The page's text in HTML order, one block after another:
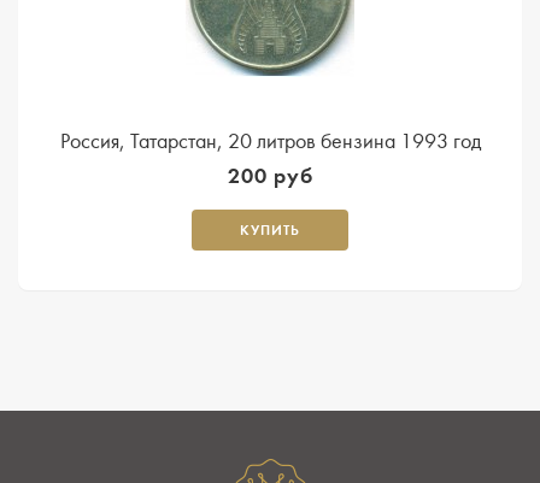
Россия, Татарстан, 20 литров бензина 1993 год
200 руб
КУПИТЬ